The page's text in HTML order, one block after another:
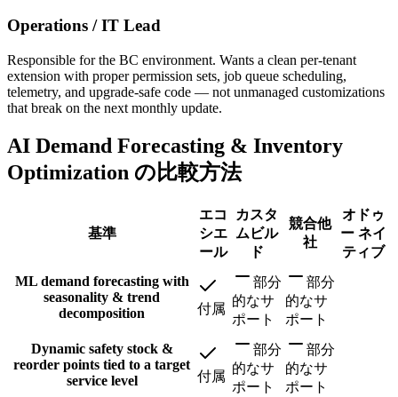
Operations / IT Lead
Responsible for the BC environment. Wants a clean per-tenant
extension with proper permission sets, job queue scheduling,
telemetry, and upgrade-safe code — not unmanaged customizations
that break on the next monthly update.
AI Demand Forecasting & Inventory
Optimization の比較方法
基準
エコ
シエ
ール
カスタ
ムビル
ド
競合他
社
オドゥ
ー ネイ
ティブ
ML demand forecasting with
seasonality & trend
decomposition
付属
部分
的なサ
ポート
部分
的なサ
ポート
Dynamic safety stock &
reorder points tied to a target
service level
付属
部分
的なサ
ポート
部分
的なサ
ポート